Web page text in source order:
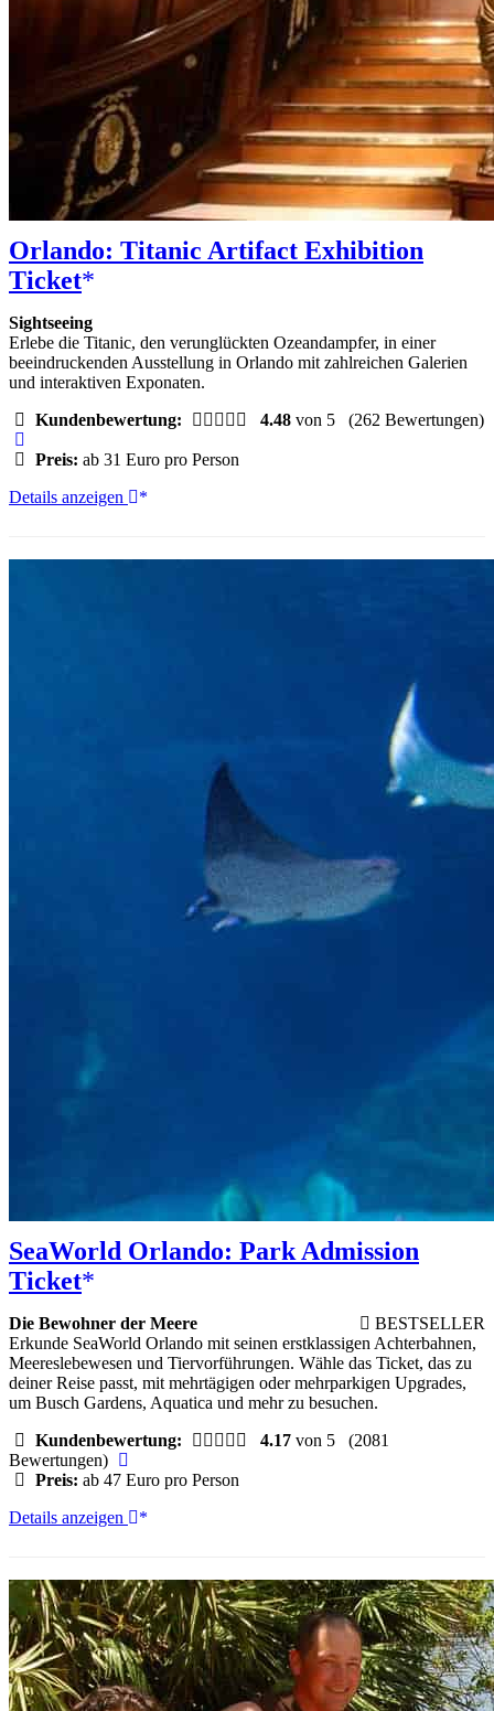
Orlando: Titanic Artifact Exhibition
Ticket
Sightseeing
Erlebe die Titanic, den verunglückten Ozeandampfer, in einer
beeindruckenden Ausstellung in Orlando mit zahlreichen Galerien
und interaktiven Exponaten.
Kundenbewertung:
4.48 von 5 (262 Bewertungen)
Preis: ab 31 Euro pro Person
Orlando:
Exhibition
Details anzeigen
SeaWorld Orlando: Park Admission
Ticket
Die Bewohner der Meere
BESTSELLER
Erkunde SeaWorld Orlando mit seinen erstklassigen Achterbahnen,
Meereslebewesen und Tiervorführungen. Wähle das Ticket, das zu
deiner Reise passt, mit mehrtägigen oder mehrparkigen Upgrades,
um Busch Gardens, Aquatica und mehr zu besuchen.
Kundenbewertung:
4.17 von 5 (2081
Bewertungen)
Preis: ab 47 Euro pro Person
SeaWorld
Admission
Ticket
Details anzeigen